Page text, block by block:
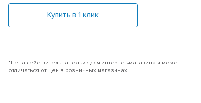
Купить в 1 клик
*Цена действительна только для интернет-магазина и может
отличаться от цен в розничных магазинах